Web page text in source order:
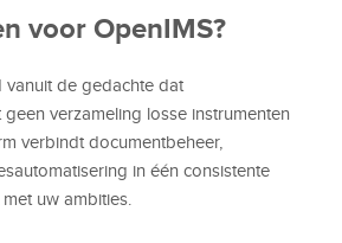
voor OpenIMS?
vanuit de gedachte dat
verzameling losse instrumenten
verbindt documentbeheer,
in één consistente
uw ambities.